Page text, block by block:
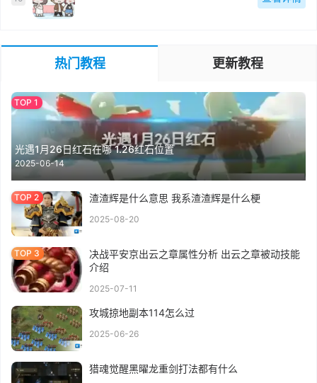
热门教程 更新教程
光遇1月26日红石在哪 1.26红石位置
2025-06-14
渣渣辉是什么意思 我系渣渣辉是什么梗
2025-08-20
决战平安京出云之章属性分析 出云之章被动技能
介绍
2025-07-11
攻城掠地副本114怎么过
2025-06-26
猎魂觉醒黑曜龙重剑打法都有什么